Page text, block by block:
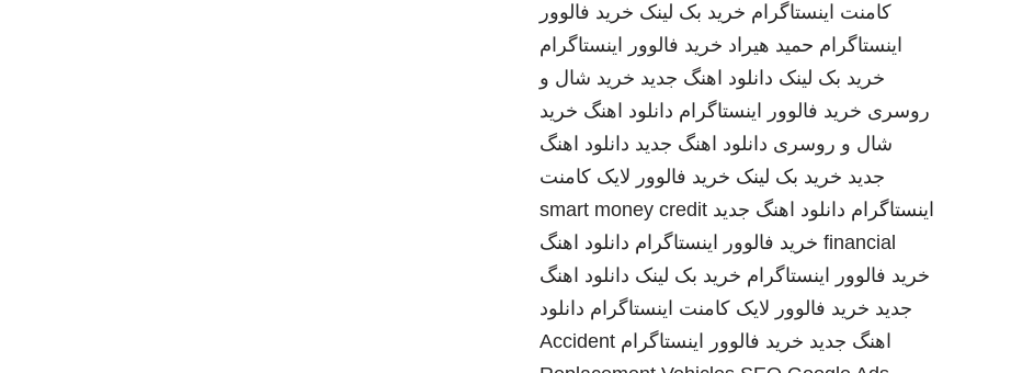
کامنت اینستاگرام خرید بک لینک خرید فالوور
اینستاگرام حمید هیراد خرید فالوور اینستاگرام
خرید بک لینک دانلود اهنگ جدید خرید شال و
روسری خرید فالوور اینستاگرام دانلود اهنگ خرید
شال و روسری دانلود اهنگ جدید دانلود اهنگ
جدید خرید بک لینک خرید فالوور لایک کامنت
اینستاگرام دانلود اهنگ جدید smart money credit
financial خرید فالوور اینستاگرام دانلود اهنگ
خرید فالوور اینستاگرام خرید بک لینک دانلود اهنگ
جدید خرید فالوور لایک کامنت اینستاگرام دانلود
اهنگ جدید خرید فالوور اینستاگرام Accident